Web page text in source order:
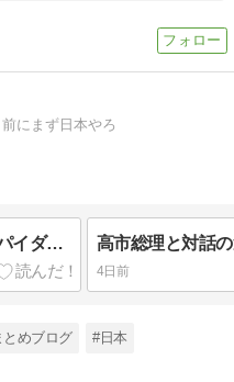
にまず日本やろ
【悲報】ソニーの大スター、スパイダーマン 新作映画ではスマホはXperiaではなくGalaxyを使用
4日前
とめブログ #日本